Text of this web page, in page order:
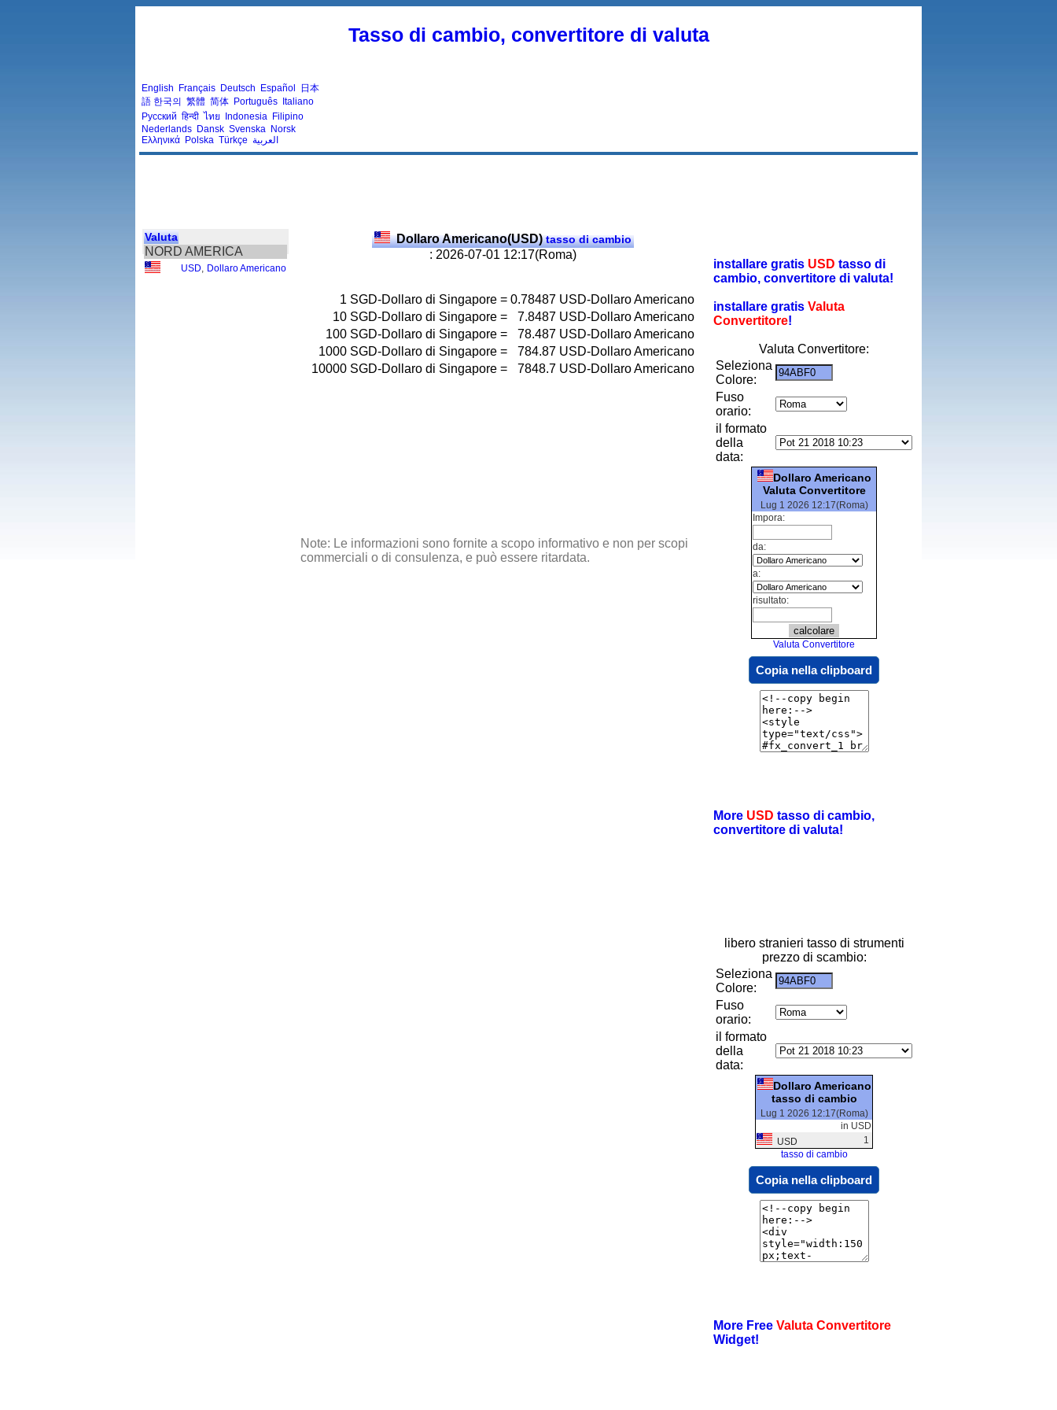
Tasso di cambio, convertitore di valuta
English Français Deutsch Español
日本
語 한국의 繁體 简体 Português Italiano
Русский हिन्दी ไทย Indonesia Filipino
Nederlands Dansk Svenska Norsk
Ελληνικά Polska Türkçe العربية
Valuta
NORD AMERICA
USD Dollaro Americano
Dollaro Americano(USD)tasso di cambio
: 2026-07-01 12:17(Roma)
1 SGD-Dollaro di Singapore = 0.78487 USD-Dollaro Americano
10 SGD-Dollaro di Singapore = 7.8487 USD-Dollaro Americano
100 SGD-Dollaro di Singapore = 78.487 USD-Dollaro Americano
1000 SGD-Dollaro di Singapore = 784.87 USD-Dollaro Americano
10000 SGD-Dollaro di Singapore = 7848.7 USD-Dollaro Americano
Note: Le informazioni sono fornite a scopo informativo e non per scopi
commerciali o di consulenza, e può essere ritardata.
installare gratis USD tasso di
cambio, convertitore di valuta!
installare gratis Valuta
Convertitore!
Valuta Convertitore:
Seleziona
Colore:
Fuso
orario:
il formato
della
data:
Dollaro Americano
Valuta Convertitore
Lug 1 2026 12:17(Roma)
Impora:
da:
a:
risultato:
Valuta Convertitore
Copia nella clipboard
More USD tasso di cambio,
convertitore di valuta!
libero stranieri tasso di strumenti
prezzo di scambio:
Seleziona
Colore:
Fuso
orario:
il formato
della
data:
Dollaro Americano
tasso di cambio
Lug 1 2026 12:17(Roma)
in USD
USD
1
tasso di cambio
Copia nella clipboard
More Free Valuta Convertitore
Widget!